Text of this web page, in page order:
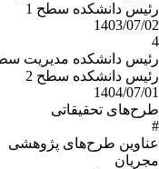
رئیس دانشکده سطح 1
1403/07/02
4
رئیس دانشکده مدیریت
رئیس دانشکده سطح 2
1404/07/01
طرح‌های تحقیقاتی
#
عناوین طرح‌هاى پژوهشى
مجریان